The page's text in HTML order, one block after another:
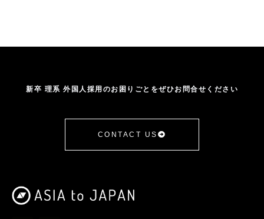
新卒 理系 外国人採用のお困りごとをぜひお問合せください
CONTACT US